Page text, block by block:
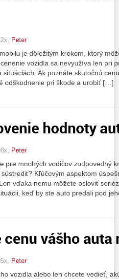
Peter
je dôležitým krokom, ktorý
vozidla sa nevyužíva len pri
Ak poznáte skutočnú
odškodnenie pri škode a urobiť […]
hodnoty
Peter
pre mnohých vodičov zodpovedný
Kľúčovým aspektom
vďaka nemu môžete osloviť
keď by ste auto predali pod
vášho auta
Peter
vozidla alebo len chcete vedieť,